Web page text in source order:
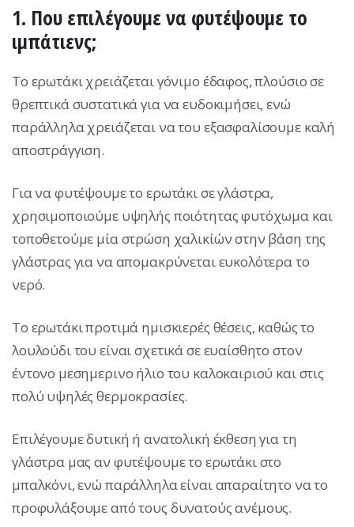
1. Πoυ επιλέγουμε να φυτέψουμε το
ιμπάτιενς;
Το ερωτάκι χρειάζεται γόνιμο έδαφος, πλούσιο σε
θρεπτικά συστατικά για να ευδοκιμήσει, ενώ
παράλληλα χρειάζεται να του εξασφαλίσουμε καλή
αποστράγγιση.
Για να φυτέψουμε το ερωτάκι σε γλάστρα,
χρησιμοποιούμε υψηλής ποιότητας φυτόχωμα και
τοποθετούμε μία στρώση χαλικίών στην βάση της
γλάστρας για να απομακρύνεται ευκολότερα το
νερό.
Το ερωτάκι προτιμά ημισκιερές θέσεις, καθώς το
λουλούδι του είναι σχετικά σε ευαίσθητο στον
έντονο μεσημερινο ήλιο του καλοκαιριού και στις
πολύ υψηλές θερμοκρασίες.
Επιλέγουμε δυτική ή ανατολική έκθεση για τη
γλάστρα μας αν φυτέψουμε το ερωτάκι στο
μπαλκόνι, ενώ παράλληλα είναι απαραίτητο να το
προφυλάξουμε από τους δυνατούς ανέμους.